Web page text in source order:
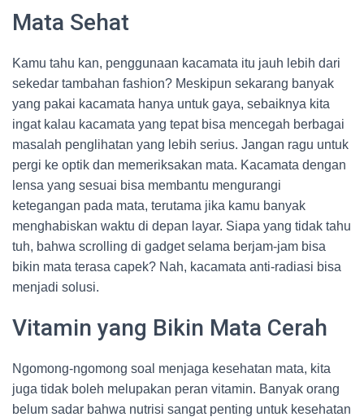
Mata Sehat
Kamu tahu kan, penggunaan kacamata itu jauh lebih dari
sekedar tambahan fashion? Meskipun sekarang banyak
yang pakai kacamata hanya untuk gaya, sebaiknya kita
ingat kalau kacamata yang tepat bisa mencegah berbagai
masalah penglihatan yang lebih serius. Jangan ragu untuk
pergi ke optik dan memeriksakan mata. Kacamata dengan
lensa yang sesuai bisa membantu mengurangi
ketegangan pada mata, terutama jika kamu banyak
menghabiskan waktu di depan layar. Siapa yang tidak tahu
tuh, bahwa scrolling di gadget selama berjam-jam bisa
bikin mata terasa capek? Nah, kacamata anti-radiasi bisa
menjadi solusi.
Vitamin yang Bikin Mata Cerah
Ngomong-ngomong soal menjaga kesehatan mata, kita
juga tidak boleh melupakan peran vitamin. Banyak orang
belum sadar bahwa nutrisi sangat penting untuk kesehatan